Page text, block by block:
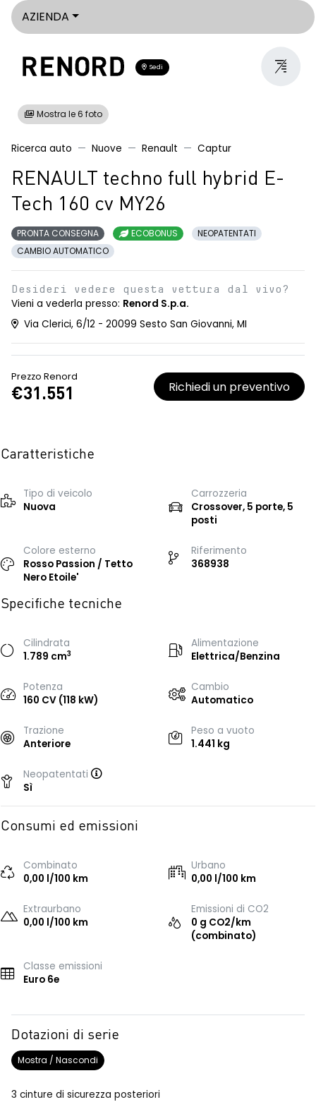
AZIENDA
Sedi
Mostra le 6 foto
Ricerca auto Nuove Renault Captur
RENAULT techno full hybrid E-
Tech 160 cv MY26
PRONTA CONSEGNA ECOBONUS
NEOPATENTATI
CAMBIO AUTOMATICO
Desideri vedere questa vettura dal vivo?
Vieni a vederla presso: Renord S.p.a.
Via Clerici, 6/12 - 20099 Sesto San Giovanni, MI
Prezzo Renord
€31.551 Richiedi un preventivo
Caratteristiche
Tipo di veicolo
Nuova
Carrozzeria
Crossover, 5 porte, 5
posti
Colore esterno
Rosso Passion / Tetto
Nero Etoile'
Riferimento
368938
Specifiche tecniche
Cilindrata
1.789 cm3
Alimentazione
Elettrica/Benzina
Potenza
160 CV (118 kW)
Cambio
Automatico
Trazione
Anteriore
Peso a vuoto
1.441 kg
Neopatentati
Sì
Consumi ed emissioni
Combinato
0,00 l/100 km
Urbano
0,00 l/100 km
Extraurbano
0,00 l/100 km
Emissioni di CO2
0 g CO2/km
(combinato)
Classe emissioni
Euro 6e
Dotazioni di serie
Mostra / Nascondi
3 cinture di sicurezza posteriori